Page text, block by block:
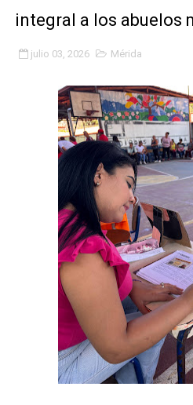
Impulsan plan estratégico
Mérida impulsa desarrollo
Fomficc consolida alianzas
Niños de Estudiantes de
Corposalud y Secretaría
Inicia el plan vacacional
Entregan planta eléctrica
Expertos inspeccionan
Dictan MasterClass en el
Campo Elías avanza con
Encuentro estadal
integral a los abuelos
julio 03, 2026 Mérida